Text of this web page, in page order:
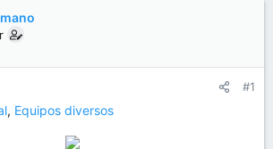
d
e
n
c
#1
, Equipos diversos